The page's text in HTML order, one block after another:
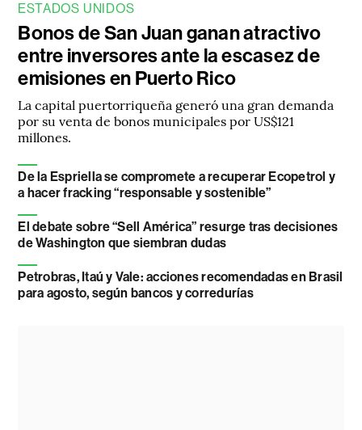
ESTADOS UNIDOS
Bonos de San Juan ganan atractivo
entre inversores ante la escasez de
emisiones en Puerto Rico
La capital puertorriqueña generó una gran demanda
por su venta de bonos municipales por US$121
millones.
De la Espriella se compromete a recuperar Ecopetrol y
a hacer fracking “responsable y sostenible”
El debate sobre “Sell América” resurge tras decisiones
de Washington que siembran dudas
Petrobras, Itaú y Vale: acciones recomendadas en Brasil
para agosto, según bancos y corredurías